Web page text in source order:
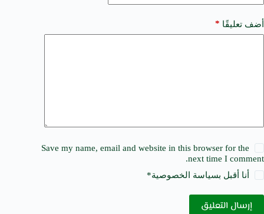
أضف تعليقًا *
Save my name, email and website in this browser for the
next time I comment.
أنا أقبل بسياسة الخصوصية*
إرسال التعليق